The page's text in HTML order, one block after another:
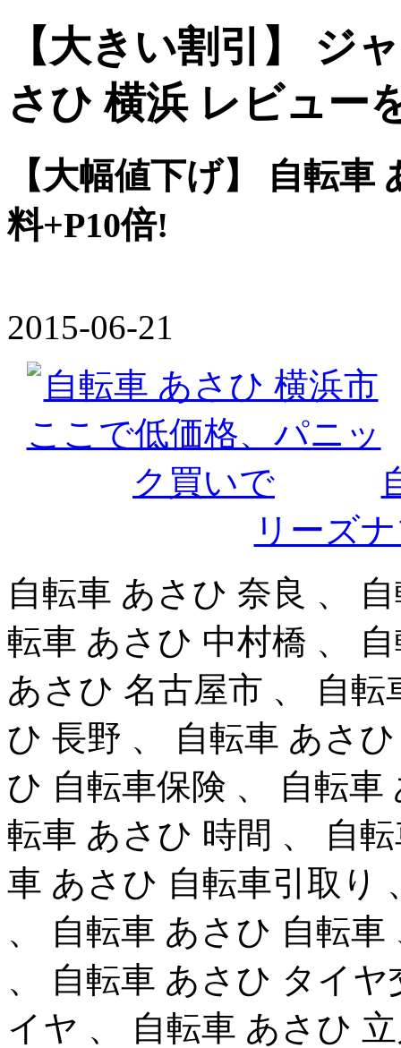
【大きい割引】 ジ
さひ 横浜 レビュー
【大幅値下げ】 自転
料+P10倍!
2015-06-21
リーズ
自転車 あさひ 奈良 、
転車 あさひ 中村橋 、
あさひ 名古屋市 、 自
ひ 長野 、 自転車 あさ
ひ 自転車保険 、 自転
転車 あさひ 時間 、 自
車 あさひ 自転車引取り
、 自転車 あさひ 自転
、 自転車 あさひ タイ
イヤ 、 自転車 あさひ